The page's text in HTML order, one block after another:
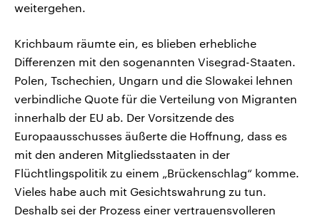
weitergehen.
Krichbaum räumte ein, es blieben erhebliche
Differenzen mit den sogenannten Visegrad-Staaten.
Polen, Tschechien, Ungarn und die Slowakei lehnen
verbindliche Quote für die Verteilung von Migranten
innerhalb der EU ab. Der Vorsitzende des
Europaausschusses äußerte die Hoffnung, dass es
mit den anderen Mitgliedsstaaten in der
Flüchtlingspolitik zu einem „Brückenschlag“ komme.
Vieles habe auch mit Gesichtswahrung zu tun.
Deshalb sei der Prozess einer vertrauensvolleren